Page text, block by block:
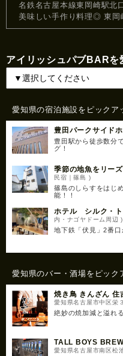
名鉄名古屋本線東岡崎駅北
美味しい手作り料理◎ 東岡
アイリッシュパブBARを
愛知県の宿泊施設をピックア
豊田パークサイド
豊田駅から徒歩数分
グ！
季節の地魚をリー
民宿｜篠島 )
篠島のしらすをはじ
能！！
ホテル シルク・ト
内・ナゴヤドーム周辺 )
地下鉄「伏見」2番
愛知県のバー・酒場をピック
焼き鳥 きんざん 住
愛知県名古屋市中区
絶妙の焼加減と溢れ
TALL BOYS
愛知県名古屋市南区松